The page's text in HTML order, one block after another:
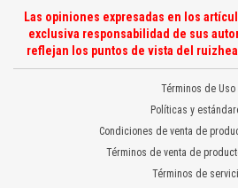
Las opiniones expresadas en los
exclusiva responsabilidad de sus
reflejan los puntos de vista del
Términos de Uso
Políticas y
Condiciones de venta de
Términos de venta de
Términos de